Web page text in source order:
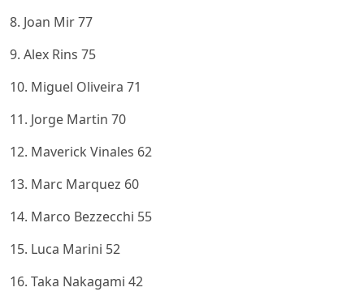
8. Joan Mir 77
9. Alex Rins 75
10. Miguel Oliveira 71
11. Jorge Martin 70
12. Maverick Vinales 62
13. Marc Marquez 60
14. Marco Bezzecchi 55
15. Luca Marini 52
16. Taka Nakagami 42